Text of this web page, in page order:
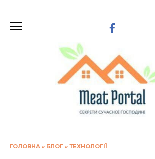
вмісту
ГОЛОВНА » БЛОГ » ТЕХНОЛОГІЇ